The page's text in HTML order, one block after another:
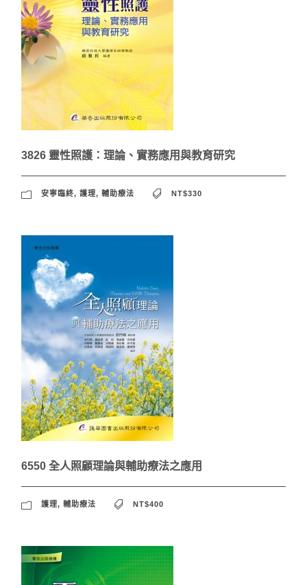
3826 靈性照護：理論、實務應用與教育研究
安寧臨終, 護理, 輔助療法 NT$330
6550 全人照顧理論與輔助療法之應用
護理, 輔助療法 NT$400